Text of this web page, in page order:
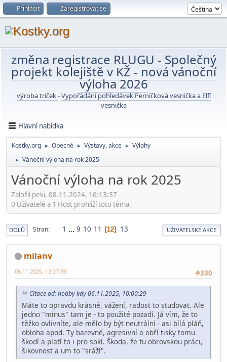
Přihlásit Zaregistrovat se
změna registrace RLUGU - Společný
projekt kolejiště v KŽ-nová vánoční
výloha 2026
výroba triček-Vypořádání pohledávek Perníčková vesnička a Elfí
vesnička
Hlavní nabídka
Kostky.org ► Obecné ► Výstavy, akce ► Výlohy
► Vánoční výloha na rok 2025
Vánoční výloha na rok 2025
Založil peki, 08.11.2024, 16:13:37
0 Uživatelé a 1 Host prohlíží toto téma.
DOLŮ Stran 1 ... 9 10 11 12 13 UŽIVATELSKÉ AKCE
milanv
#330
06.11.2025, 12:27:39
Citace od: hobby kdy 06.11.2025, 10:00:29
Máte to opravdu krásné, vážení, radost to studovat. Ale
jedno "mínus" tam je - to použité pozadí. Já vím, že to
těžko ovlivníte, ale mělo by být neutrální - asi bílá pláň,
obloha apod. Ty barevné, agresivní a obří tisky tomu
škodí a platí to i pro sokl. Škoda, že tu obrovskou práci,
šikovnost a um to "sráží".